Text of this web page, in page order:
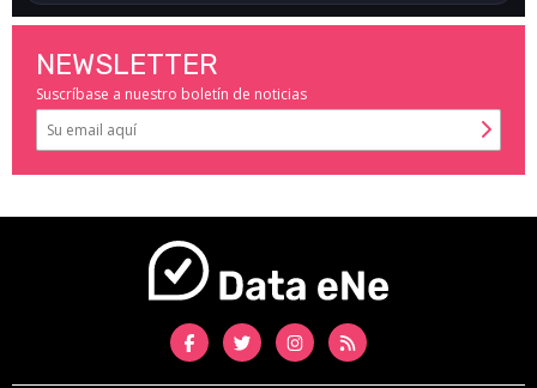
NEWSLETTER
Suscríbase a nuestro boletín de noticias